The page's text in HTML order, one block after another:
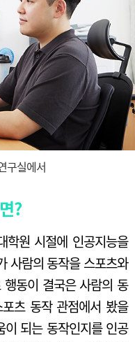
구실에서
?
학원 시절에 인공지능을
사람의 동작을 스포츠와
행동이 결국은 사람의 동
츠 동작 관점에서 봤을
이 되는 동작인지를 인공